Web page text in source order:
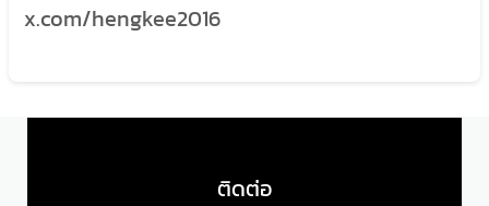
x.com/hengkee2016
ติดต่อ